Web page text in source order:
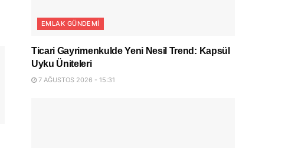
EMLAK GÜNDEMI
Ticari Gayrimenkulde Yeni Nesil Trend: Kapsül
Uyku Üniteleri
7 AĞUSTOS 2026 - 15:31